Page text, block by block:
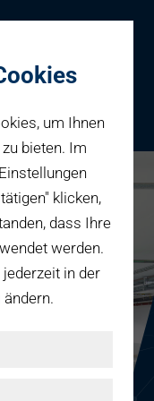
PBW
um Ihnen
bieten. Im
klicken,
dass Ihre
werden.
in der
ändern.